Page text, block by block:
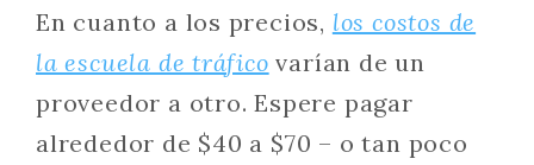
En cuanto a los precios, los costos de
la escuela de tráfico varían de un
proveedor a otro. Espere pagar
alrededor de $40 a $70 – o tan poco